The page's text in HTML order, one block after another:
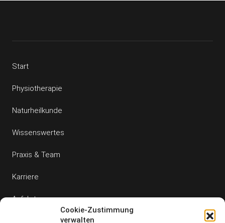
Cookie-Zustimmung
verwalten
Start
Physiotherapie
Naturheilkunde
Wissenswertes
Praxis & Team
Karriere
Anfahrt